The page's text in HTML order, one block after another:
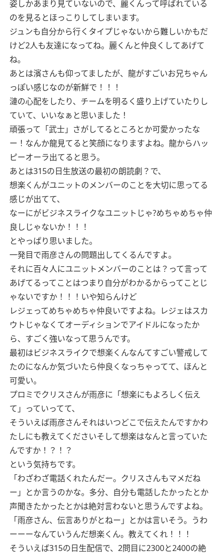
姿しかあまり見ていないので、麗くんって呼ばれている
のを見るとほっこりしてしまいます。
ジュンも自分から行くタイプじゃないから難しいかもだ
けど2人も友達になってね。麗くんと仲良くしてあげて
ね。
あとは濱さんも仰ってましたが、龍がすごいお兄ちゃん
っぽい感じなのが新鮮で！！！
漣の心配をしたり、チームを明るく盛り上げていたりし
ていて、いいなぁと思いました！
頑張って「武士」さがしてるところとか可愛かったな
ー！なんか龍見てると笑顔になりますよね。龍からハッ
ピーオーラ出てると思う。
あとは315の日生放送の最初の朗読劇？で、
想楽くんがユニットのメンバーのことを大切に思ってる
感じが出てて、
なーにがビジネスライクなユニットじゃ?めちゃめちゃ仲
良しじゃないか！！！
とやっぱり思いました。
一発目で雨彦さんの問題出してくるんですよ。
それに百々人にユニットメンバーのことは？って言って
あげてるってことはつまり自分がわかるからってことじ
ゃないですか！！！いや知らんけど
レジェってめちゃめちゃ仲良いですよね。レジェはスカ
ウトじゃなくてオーディションでアイドルになったか
ら、すごく強いなって思うんです。
最初はビジネスライクで想楽くんなんてすごい警戒して
たのになんか気づいたら仲良くなっちゃってて、ほんと
可愛い。
プロミでクリスさんが雨彦に「想楽にもよろしく伝え
て」っていってて、
そういえば雨彦さんそれはいつどこで伝えたんですかわ
たしにも教えてくださいそして想楽はなんと言っていた
んですか！？！？
という気持ちです。
「わざわざ電話くれたんだー。クリスさんもマメだね
ー」とか言うのかな。多分、自分も電話したかったとか
声聞きたかったとかは絶対言わないと思うんですよね。
「雨彦さん、伝言ありがとねー」とかは言いそう。うわ
ーーーなんていうんだ想楽くん。教えてくれ！！！
そういえば315の日生配信で、2問目に2300と2400の絶